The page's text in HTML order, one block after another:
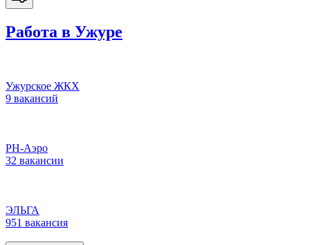
Работа в Ужуре
Ужурское ЖКХ
9 вакансий
РН-Аэро
32 вакансии
ЭЛЬГА
951 вакансия